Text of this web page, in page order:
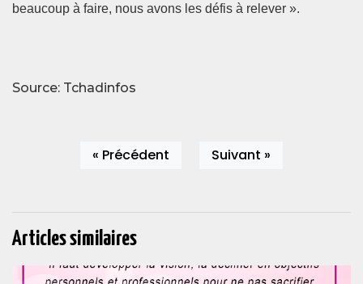
beaucoup à faire, nous avons les défis à relever ».
Source: Tchadinfos
« Précédent Suivant »
Articles similaires